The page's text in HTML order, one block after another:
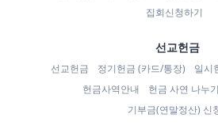
집회신청하기
선교헌금
선교헌금 정기헌금 (카드/통장)
일시
헌금사역안내
헌금 사연 나누기
기부금(연말정산) 신